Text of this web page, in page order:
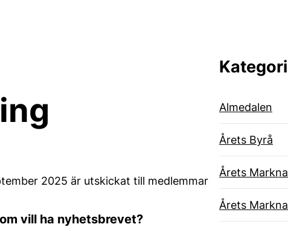
Almedalen
Årets Byrå
Årets
Årets
2025 är utskickat till medlemmar
vill ha nyhetsbrevet?